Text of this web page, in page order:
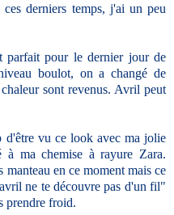
derniers temps, j'ai un peu
parfait pour le dernier jour de
boulot, on a changé de
sont revenus. Avril peut
vu ce look avec ma jolie
à ma chemise à rayure Zara.
en ce moment mais ce
ne te découvre pas d'un fil"
prendre froid.